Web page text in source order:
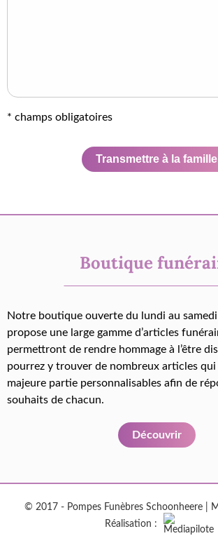
* champs obligatoires
Transmettre à la famille
Boutique
Notre boutique ouverte du lundi au
propose une large gamme d’articles
permettront de rendre hommage à l’être
pourrez y trouver de nombreux articles
majeure partie personnalisables afin de
souhaits de chacun.
Découvrir
© 2017 - Pompes Funèbres Schoonheere |
Réalisation :